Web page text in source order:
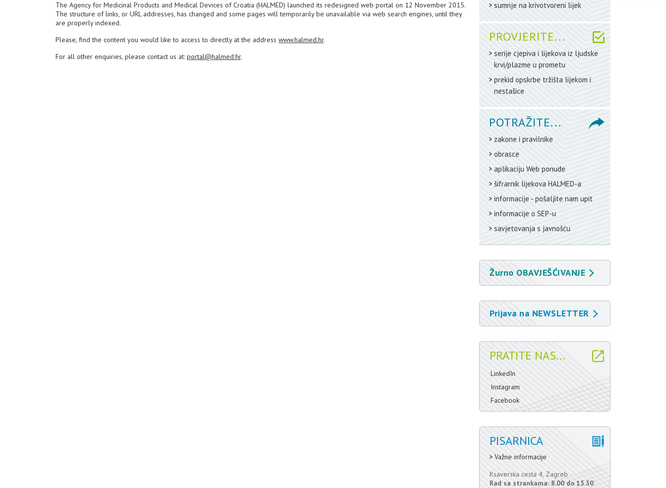
The Agency for Medicinal Products and Medical Devices of Croatia (HALMED) launched its redesigned web portal on 12 November 2015.
The structure of links, or URL addresses, has changed and some pages will temporarily be unavailable via web search engines, until they
are properly indexed.
Please, find the content you would like to access to directly at the address www.halmed.hr.
For all other enquiries, please contact us at: portal@halmed.hr.
sumnje na krivotvoreni lijek
PROVJERITE...
serije cjepiva i lijekova iz ljudske
krvi/plazme u prometu
prekid opskrbe tržišta lijekom i
nestašice
POTRAŽITE...
zakone i pravilnike
obrasce
aplikaciju Web ponude
šifrarnik lijekova HALMED-a
informacije - pošaljite nam upit
informacije o SEP-u
savjetovanja s javnošću
Žurno OBAVJEŠĆIVANJE
Prijava na NEWSLETTER
PRATITE NAS...
LinkedIn
Instagram
Facebook
PISARNICA
Važne informacije
Ksaverska cesta 4, Zagreb
Rad sa strankama: 8.00 do 15.30